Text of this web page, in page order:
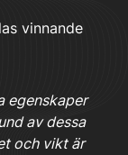
vinnande
egenskaper
av dessa
och vikt är